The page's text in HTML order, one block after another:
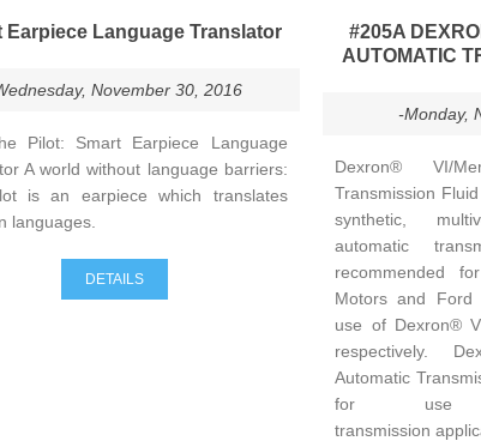
Earpiece Language Translator
November 30, 2016
Pilot: Smart Earpiece Language
A world without language barriers:
is an earpiece which translates
languages.
DETAILS
#205A
AUTOMATIC
-Monday,
Dexron® VI/
Transmission
synthetic,
automatic
recommended
Motors and Ford
use of Dexron®
respectively.
Automatic
for use
transmission